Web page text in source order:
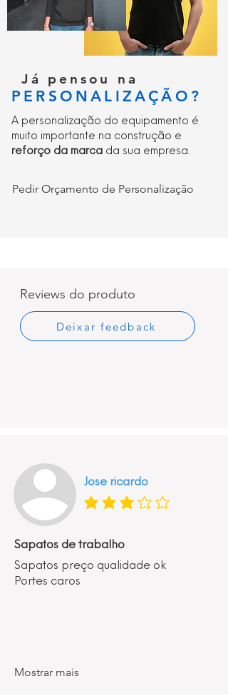
Já pensou na
PERSONALIZAÇÃO?
A personalização do equipamento é
muito importante na construção e
reforço da marca da sua empresa.
Pedir Orçamento de Personalização
Reviews do produto
Deixar feedback
Jose ricardo
classificação média é 3 de 5
Sapatos de trabalho
Sapatos preço qualidade ok
Portes caros
Mostrar mais